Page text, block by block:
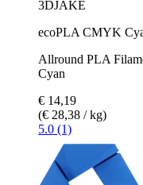
3DJAKE
ecoPLA CMYK
Allround PLA
Cyan
€ 14,19
(€ 28,38 / kg)
5.0 (1)